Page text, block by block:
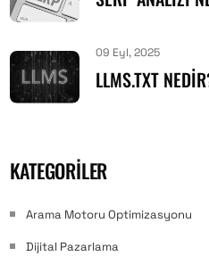
09 Eyl, 2025
LLMS.TXT
KATEGORILER
Arama Motoru Optimizasyonu
Dijital Pazarlama